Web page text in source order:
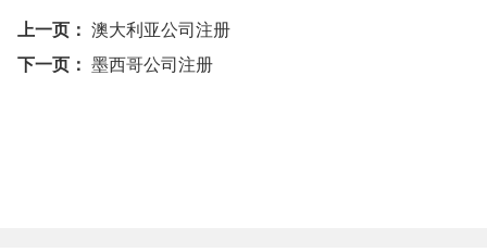
上一页： 澳大利亚公司注册
下一页： 墨西哥公司注册